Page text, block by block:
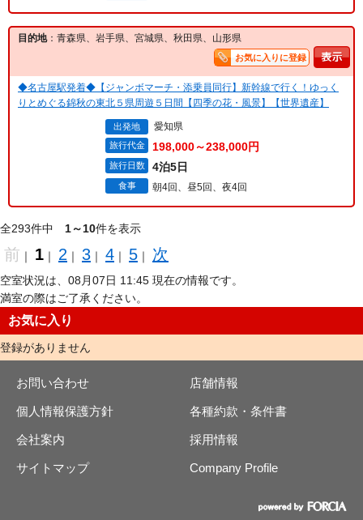
目的地：青森県、岩手県、宮城県、秋田県、山形県
お気に入りに登録
◆名古屋駅発着◆【ジャンボマーチ・添乗員同行】新幹線で行く！ゆっく
りとめぐる錦秋の東北５県周遊５日間【四季の花・風景】【世界遺産】
出発地 愛知県
旅行代金 198,000～238,000円
旅行日数 4泊5日
食事 朝4回、昼5回、夜4回
全293件中 1～10件を表示
前 ｜ 1 ｜ 2 ｜ 3 ｜ 4 ｜ 5 ｜ 次
空室状況は、08月07日 11:45 現在の情報です。
満室の際はご了承ください。
お気に入り
登録がありません
お問い合わせ 店舗情報
個人情報保護方針 各種約款・条件書
会社案内 採用情報
サイトマップ Company Profile